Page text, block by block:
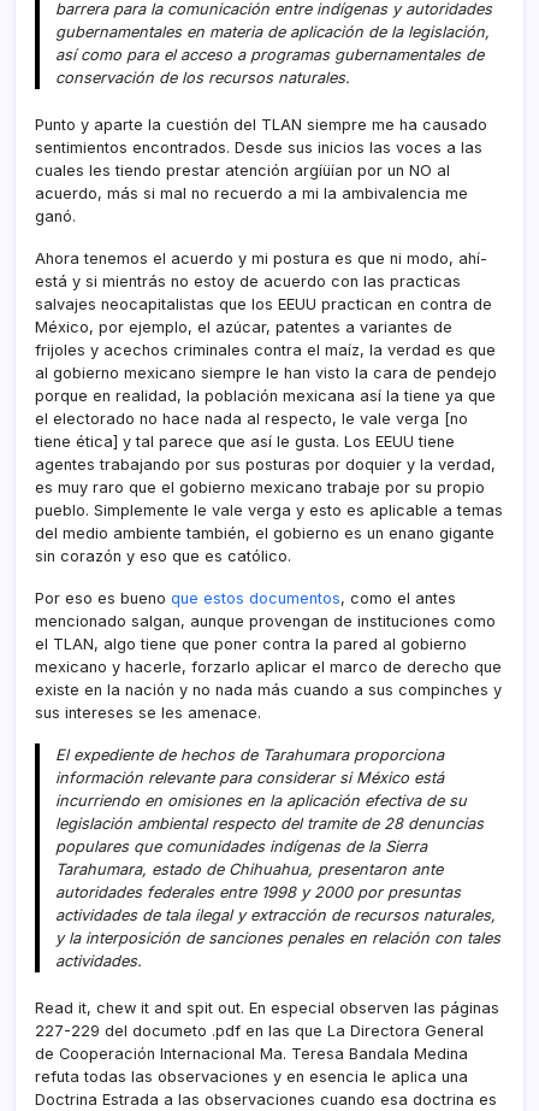
barrera para la comunicación entre indí­genas y autoridades
gubernamentales en materia de aplicación de la legislación,
así­ como para el acceso a programas gubernamentales de
conservación de los recursos naturales.
Punto y aparte la cuestión del TLAN siempre me ha causado
sentimientos encontrados. Desde sus inicios las voces a las
cuales les tiendo prestar atención argíüí­an por un NO al
acuerdo, más si mal no recuerdo a mi la ambivalencia me
ganó.
Ahora tenemos el acuerdo y mi postura es que ni modo, ahí­
está y si mientrás no estoy de acuerdo con las practicas
salvajes neocapitalistas que los EEUU practican en contra de
México, por ejemplo, el azúcar, patentes a variantes de
frijoles y acechos criminales contra el maí­z, la verdad es que
al gobierno mexicano siempre le han visto la cara de pendejo
porque en realidad, la población mexicana así­ la tiene ya que
el electorado no hace nada al respecto, le vale verga [no
tiene ética] y tal parece que así­ le gusta. Los EEUU tiene
agentes trabajando por sus posturas por doquier y la verdad,
es muy raro que el gobierno mexicano trabaje por su propio
pueblo. Simplemente le vale verga y esto es aplicable a temas
del medio ambiente también, el gobierno es un enano gigante
sin corazón y eso que es católico.
Por eso es bueno que estos documentos, como el antes
mencionado salgan, aunque provengan de instituciones como
el TLAN, algo tiene que poner contra la pared al gobierno
mexicano y hacerle, forzarlo aplicar el marco de derecho que
existe en la nación y no nada más cuando a sus compinches y
sus intereses se les amenace.
El expediente de hechos de Tarahumara proporciona
información relevante para considerar si México está
incurriendo en omisiones en la aplicación efectiva de su
legislación ambiental respecto del tramite de 28 denuncias
populares que comunidades indí­genas de la Sierra
Tarahumara, estado de Chihuahua, presentaron ante
autoridades federales entre 1998 y 2000 por presuntas
actividades de tala ilegal y extracción de recursos naturales,
y la interposición de sanciones penales en relación con tales
actividades.
Read it, chew it and spit out. En especial observen las páginas
227-229 del documeto .pdf en las que La Directora General
de Cooperación Internacional Ma. Teresa Bandala Medina
refuta todas las observaciones y en esencia le aplica una
Doctrina Estrada a las observaciones cuando esa doctrina es